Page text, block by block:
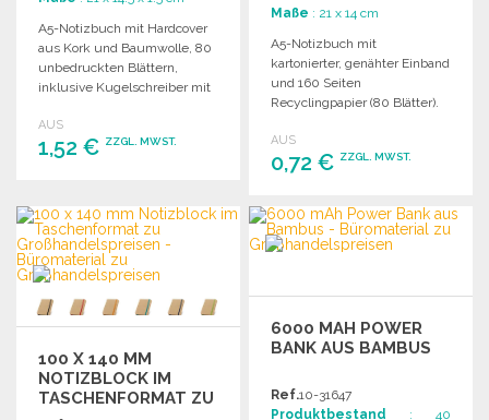
A5-Notizbuch mit Hardcover
aus Kork und Baumwolle, 80
unbedruckten Blättern,
inklusive Kugelschreiber mit
Zubehör.
AUS
1,52 € ZZGL. MWST.
Angebot anfordern
Maße : 21 x 14 cm
A5-Notizbuch mit
kartonierter, genähter Einband
und 160 Seiten
Recyclingpapier (80 Blätter).
Skizzen.
AUS
0,72 € ZZGL. MWST.
BESTELLEN
Angebot anfordern
100 X 140 MM
NOTIZBLOCK IM
TASCHENFORMAT ZU
6000 MAH POWER
BANK AUS BAMBUS
Ref.10-31647
Produktbestand : 40